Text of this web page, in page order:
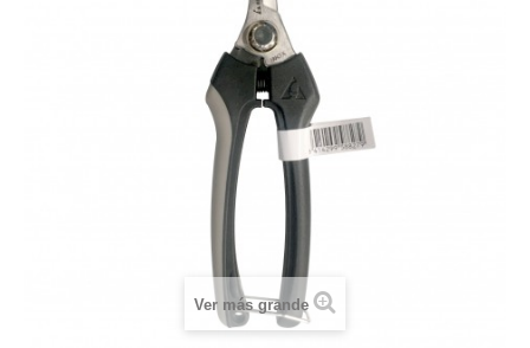
Ver más grande